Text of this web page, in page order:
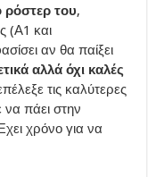
ρόστερ του,
(Α1 και
αν θα παίξει
αλλά όχι καλές
τις καλύτερες
πάει στην
χρόνο για να